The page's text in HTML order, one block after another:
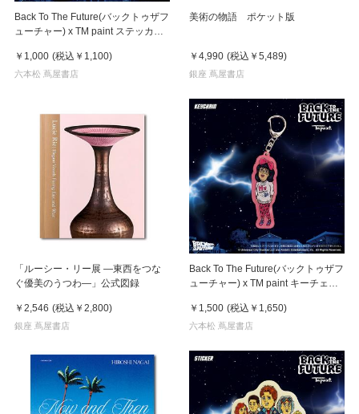
Back To The Future(バックトゥザフ
ューチャー) x TM paint ステッカー
￥1,000 (税込 ￥1,100)
六本松 蔦屋書店
美術の物語 ポケット版
￥4,990 (税込 ￥5,489)
銀座 蔦屋書店
「ルーシー・リー展 ―東西をつな
ぐ優美のうつわ―」公式図録
￥2,546 (税込 ￥2,800)
銀座 蔦屋書店
Back To The Future(バックトゥザフ
ューチャー) x TM paint キーチェー
￥1,500 (税込 ￥1,650)
六本松 蔦屋書店